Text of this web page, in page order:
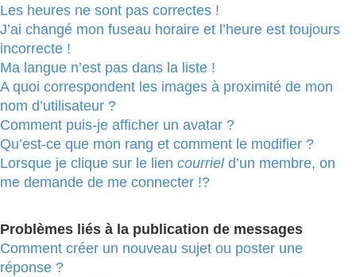
Les heures ne sont pas correctes !
J’ai changé mon fuseau horaire et l’heure est toujours
incorrecte !
Ma langue n’est pas dans la liste !
A quoi correspondent les images à proximité de mon
nom d’utilisateur ?
Comment puis-je afficher un avatar ?
Qu’est-ce que mon rang et comment le modifier ?
Lorsque je clique sur le lien courrield’un membre, on
me demande de me connecter !?
Problèmes liés à la publication de messages
Comment créer un nouveau sujet ou poster une
réponse ?